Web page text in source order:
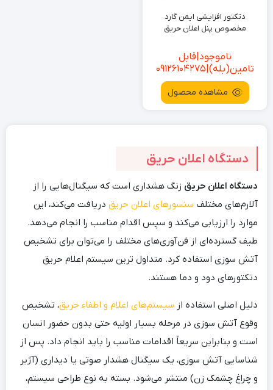
دتکتور افزایشی ایمن گارد
مخصوص پنل اعلان حریق
ناموجود|قابل
تامین(بله)|09126104275
مشاهده محصول
دستگاه اعلان حریق
دستگاه اعلان حریق زنگ هشداری است که سیگنال‌هایی را از
آلارم‌های مختلف سنسورهای اعلان حریق دریافت می‌کند، این
موارد را ارزیابی می‌کند و سپس اقدام مناسب را انجام می‌دهد.
طیف گسترده‌ای از فن‌آوری‌های مختلف را می‌توان برای تشخیص
آتش سوزی استفاده کرد. متداول ترین سیستم اعلام حریق
دتکتورهای دود و دما هستند.
دلیل اصلی استفاده از سیستم‌های اعلام و اطفاء حریق، تشخیص
وقوع آتش سوزی در مرحله بسیار اولیه حتی بدون حضور انسان
است و بنابراین سریعاً اقدامات مناسب را باید انجام داد. پس از
شناسایی آتش سوزی، یک سیگنال هشدار صوتی یا دیداری (آژیر
و چراغ چشمک زن) منتشر می‌شود. بسته به نوع طراحی سیستم،